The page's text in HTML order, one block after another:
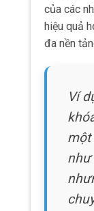
của các
hiệu quả
đa nền
Ví
một
như